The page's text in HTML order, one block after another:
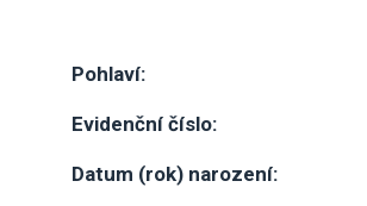
Pohlaví:
Evidenční číslo:
Datum (rok) narození: